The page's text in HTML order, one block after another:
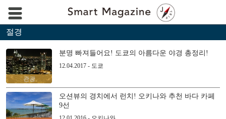
절경
관광
분명 빠져들어요! 도쿄의 아름다운 야경 총정리!
12.04.2017 - 도쿄
오션뷰의 경치에서 런치! 오키나와 추천 바다 카페
9선